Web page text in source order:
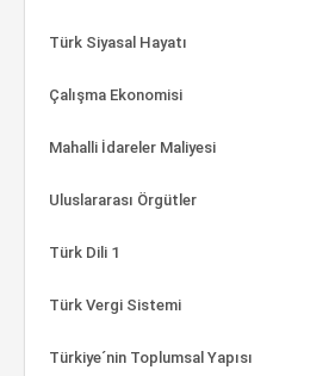
Türk Siyasal Hayatı
Çalışma Ekonomisi
Mahalli İdareler Maliyesi
Uluslararası Örgütler
Türk Dili 1
Türk Vergi Sistemi
Türkiye´nin Toplumsal Yapısı